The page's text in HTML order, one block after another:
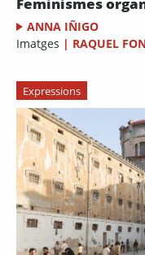
Feminismes
ANNA IÑIGO
Imatges | RAQUEL
Expressions